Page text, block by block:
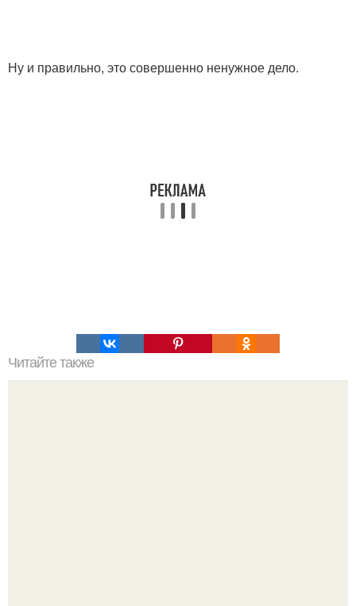
Ну и правильно, это совершенно ненужное дело.
Читайте также